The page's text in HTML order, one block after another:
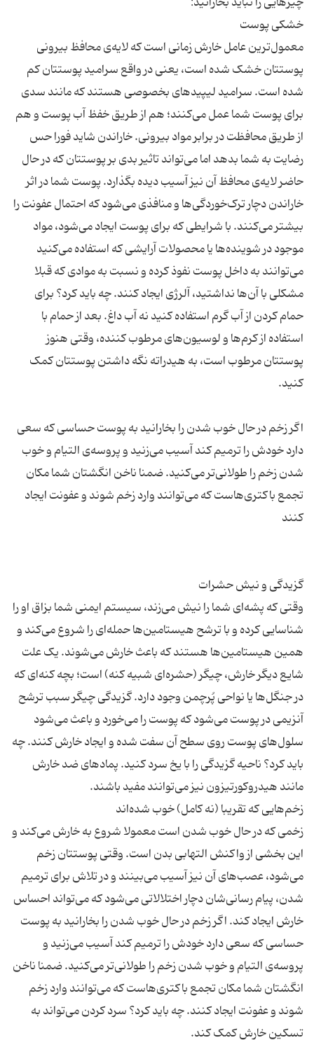
معمول‌ترین عامل خارش زمانی است که لایه‌ی محافظ بیرونی
پوستتان خشک شده است، یعنی در واقع سرامید پوستتان کم
شده است. سرامید لیپیدهای بخصوصی هستند که مانند سدی
برای پوست شما عمل می‌کنند؛ هم از طریق خفظ آب پوست و هم
از طریق محافظت در برابر مواد بیرونی. خاراندن شاید فورا حس
رضایت به شما بدهد اما می‌تواند تاثیر بدی بر پوستتان که در حال
حاضر لایه‌ی محافظ آن نیز آسیب دیده بگذارد. پوست شما در اثر
خاراندن دچار ترک‌خوردگی‌ها و منافذی می‌شود که احتمال عفونت را
بیشتر می‌کنند. با شرایطی که برای پوست ایجاد می‌شود، مواد
موجود در شوینده‌ها یا محصولات آرایشی که استفاده می‌کنید
می‌توانند به داخل پوست نفوذ کرده و نسبت به موادی که قبلا
مشکلی با آن‌ها نداشتید، آلرژی ایجاد کنند. چه باید کرد؟ برای
حمام کردن از آب گرم استفاده کنید نه آب داغ. بعد از حمام با
استفاده از کرم‌ها و لوسیون‌های مرطوب کننده، وقتی هنوز
پوستتان مرطوب است، به هیدراته نگه داشتن پوستتان کمک
اگر زخم در حال خوب شدن را بخارانید به پوست حساسی که سعی
دارد خودش را ترمیم کند آسیب می‌زنید و پروسه‌ی التیام و خوب
شدن زخم را طولانی‌تر می‌کنید. ضمنا ناخن انگشتان شما مکان
تجمع باکتری‌هاست که می‌توانند وارد زخم شوند و عفونت ایجاد
وقتی که پشه‌ای شما را نیش می‌زند، سیستم ایمنی شما بزاق او را
شناسایی کرده و با ترشح هیستامین‌ها حمله‌ای را شروع می‌کند و
همین هیستامین‌ها هستند که باعث خارش می‌شوند. یک علت
شایع دیگر خارش، چیگر (حشره‌ای شبیه کنه) است؛ بچه کنه‌ای که
در جنگل‌ها یا نواحی پُرچمن وجود دارد. گزیدگی چیگر سبب ترشح
آنزیمی در پوست می‌شود که پوست را می‌خورد و باعث می‌شود
سلول‌های پوست روی سطح آن سفت شده و ایجاد خارش کنند. چه
باید کرد؟ ناحیه گزیدگی را با یخ سرد کنید. پمادهای ضد خارش
زخمی که در حال خوب شدن است معمولا شروع به خارش می‌کند و
این بخشی از واکنش التهابی بدن است. وقتی پوستتان زخم
می‌شود، عصب‌های آن نیز آسیب می‌بینند و در تلاش برای ترمیم
شدن، پیام رسانی‌شان دچار اختلالاتی می‌شود که می‌تواند احساس
خارش ایجاد کند. اگر زخم در حال خوب شدن را بخارانید به پوست
حساسی که سعی دارد خودش را ترمیم کند آسیب می‌زنید و
پروسه‌ی التیام و خوب شدن زخم را طولانی‌تر می‌کنید. ضمنا ناخن
انگشتان شما مکان تجمع باکتری‌هاست که می‌توانند وارد زخم
شوند و عفونت ایجاد کنند. چه باید کرد؟ سرد کردن می‌تواند به